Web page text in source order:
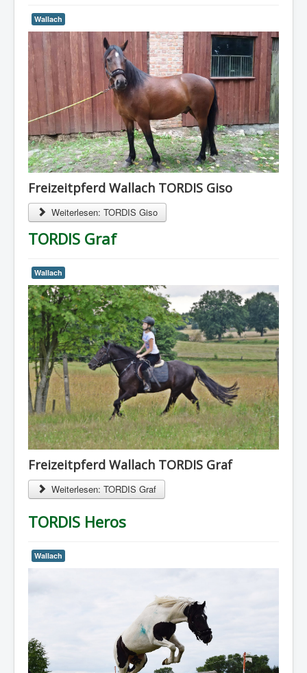
Wallach
Freizeitpferd Wallach TORDIS Giso
Weiterlesen: TORDIS Giso
TORDIS Graf
Wallach
Freizeitpferd Wallach TORDIS Graf
Weiterlesen: TORDIS Graf
TORDIS Heros
Wallach